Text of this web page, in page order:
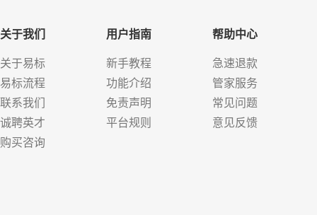
关于我们
关于易标
易标流程
联系我们
诚聘英才
购买咨询
用户指南
新手教程
功能介绍
免责声明
平台规则
帮助中心
急速退款
管家服务
常见问题
意见反馈